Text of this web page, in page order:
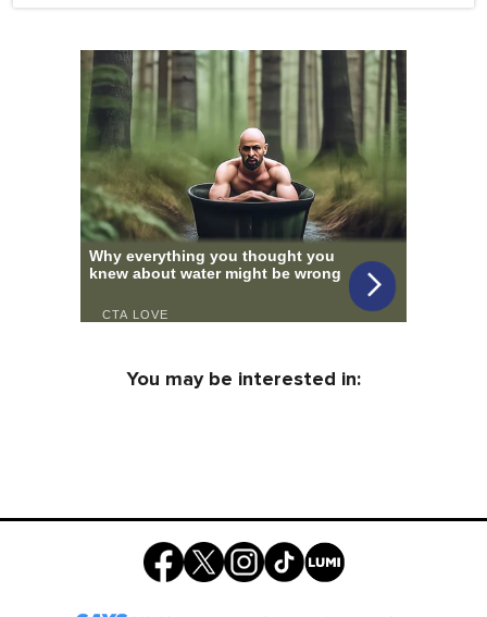
You may be interested in: